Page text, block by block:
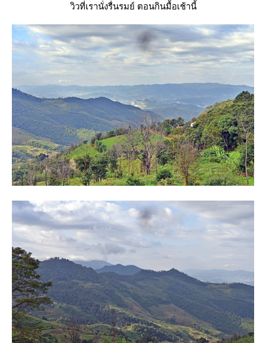
วิวที่เรานั่งรื่นรมย์ ตอนกินมื้อเช้านี้